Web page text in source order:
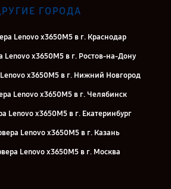
ГОРОДА
Lenovo x3650M5 в г. Краснодар
Lenovo x3650M5 в г. Ростов-на-Дону
x3650M5 в г. Нижний Новгород
Lenovo x3650M5 в г. Челябинск
Lenovo x3650M5 в г. Екатеринбург
Lenovo x3650M5 в г. Казань
Lenovo x3650M5 в г. Москва